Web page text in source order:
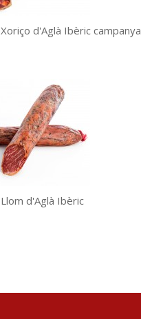
Xoriço d'Aglà Ibèric campanya
Llom d'Aglà Ibèric